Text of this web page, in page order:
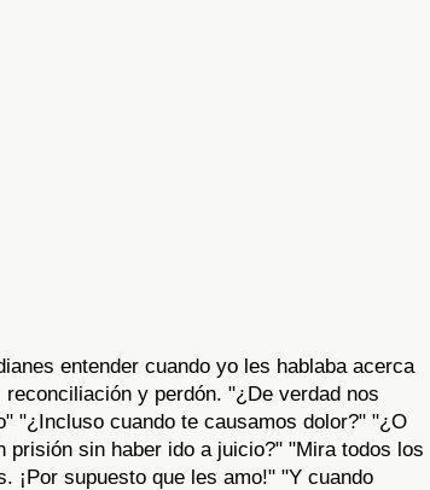
entender cuando yo les hablaba acerca
y perdón. "¿De verdad nos
"¿Incluso cuando te causamos dolor?" "¿O
prisión sin haber ido a juicio?" "Mira todos los
¡Por supuesto que les amo!" "Y cuando